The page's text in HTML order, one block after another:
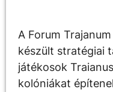
A Forum
készült stratégiai
játékosok
kolóniákat